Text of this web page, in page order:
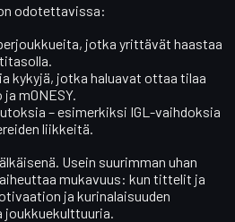
odotettavissa:
jotka yrittävät haastaa
kykyjä, jotka haluavat ottaa tilaa
m0NESY.
– esimerkiksi IGL-vaihdoksia
liikkeitä.
. Usein suurimman uhan
mukavuus: kun tittelit ja
ja kurinalaisuuden
joukkuekulttuuria.